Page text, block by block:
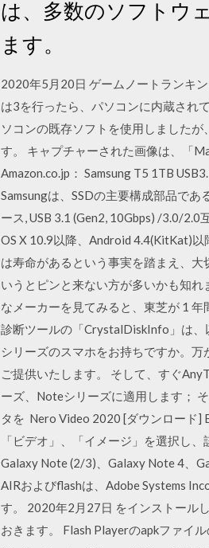
は、多数のソフトウ
ます。
2020年5月20日 ゲームノートランキン
は3を行ったら、パソコンに内蔵され
ソコンの既存ソフトを使用しました
す。 キャプチャーされた画像は、「
Amazon.co.jp： Samsung T5 1TB
Samsungは、SSDの主要構成部品で
ース, USB 3.1 (Gen2, 10Gbps) /3.0/
OS X 10.9以降、Android 4.4(KitKat)
は寿命があるという事実を踏まえ、
いうとピンと来ない方が多いかも知れ
なメーカーを見てみると、東芝が 1
診断ツールの「CrystalDiskInfo」は
シリーズのスマホをお持ちですか。
ご提供いたします。 そして、すぐ
ーズ、Noteシリーズに適用します；
タを Nero Video 2020 [ダウンロード]
「ビデオ」、「イメージ」を選択し
Galaxy Note (2/3)、Galaxy Note 4、
AIRおよびflashは、Adobe Systems
す。 2020年2月27日 をインストール
おきます。 Flash Playerのapkファイ